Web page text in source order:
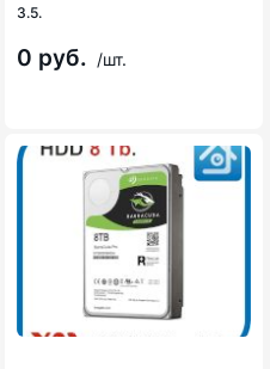
3.5.
0 руб. /шт.